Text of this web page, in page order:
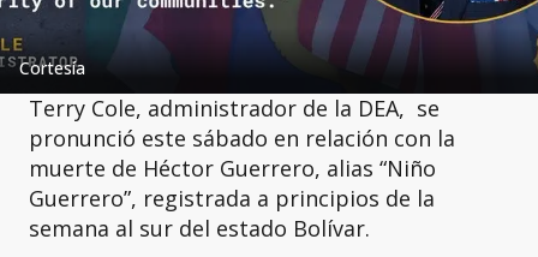
Cortesía
Terry Cole, administrador de la DEA, se
pronunció este sábado en relación con la
muerte de Héctor Guerrero, alias “Niño
Guerrero”, registrada a principios de la
semana al sur del estado Bolívar.